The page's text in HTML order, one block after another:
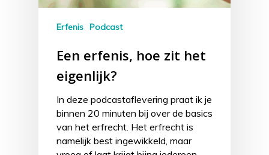
Erfenis Podcast
Een erfenis, hoe zit het
eigenlijk?
In deze podcastaflevering praat ik je
binnen 20 minuten bij over de basics
van het erfrecht. Het erfrecht is
namelijk best ingewikkeld, maar